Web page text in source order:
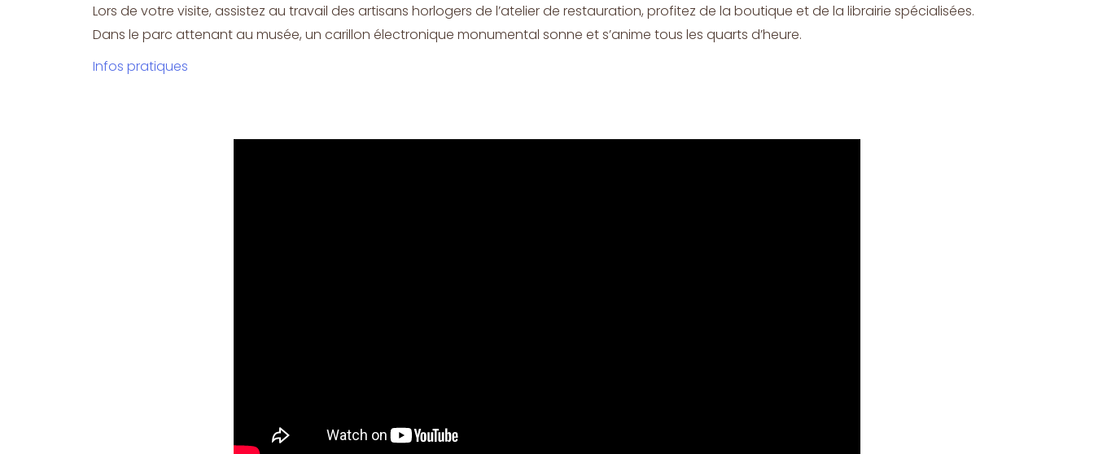
Lors de votre visite, assistez au travail des artisans horlogers de l’atelier de restauration, profitez de la boutique et de la librairie spécialisées.
Dans le parc attenant au musée, un carillon électronique monumental sonne et s’anime tous les quarts d’heure.
Infos pratiques